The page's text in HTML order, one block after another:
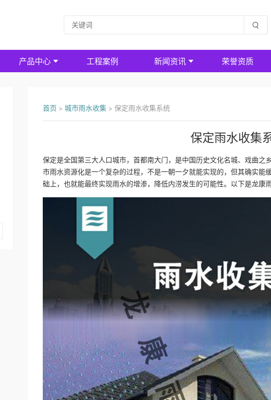
产品中心 工程案例 新闻资讯 荣誉资质
首页 > 城市雨水收集> 保定雨水收集系统
保定雨水收集
保定是全国第三大人口城市，首都南大门，是中国历史文化名城、戏曲
市雨水资源化是一个复杂的过程，不是一朝一夕就能实现的，但其确实能
础上，也就能最终实现雨水的增渗，降低内涝发生的可能性。以下是龙康